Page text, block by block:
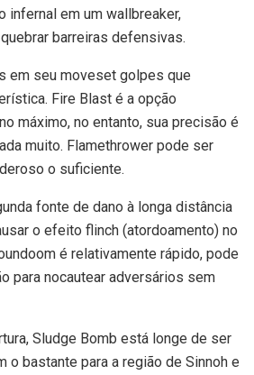
infernal em um wallbreaker,
barreiras defensivas.
em seu moveset golpes que
Fire Blast é a opção
máximo, no entanto, sua precisão é
muito. Flamethrower pode ser
o suficiente.
fonte de dano à longa distância
o efeito flinch (atordoamento) no
é relativamente rápido, pode
para nocautear adversários sem
Sludge Bomb está longe de ser
o bastante para a região de Sinnoh e